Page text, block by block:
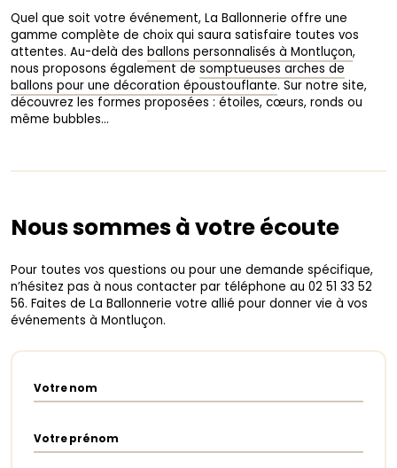
Quel que soit votre événement, La Ballonnerie offre une
gamme complète de choix qui saura satisfaire toutes vos
attentes. Au-delà des ballons personnalisés à Montluçon,
nous proposons également de somptueuses arches de
ballons pour une décoration époustouflante. Sur notre site,
découvrez les formes proposées : étoiles, cœurs, ronds ou
même bubbles…
Nous sommes à votre écoute
Pour toutes vos questions ou pour une demande spécifique,
n’hésitez pas à nous contacter par téléphone au 02 51 33 52
56. Faites de La Ballonnerie votre allié pour donner vie à vos
événements à Montluçon.
Votre nom
Votre prénom